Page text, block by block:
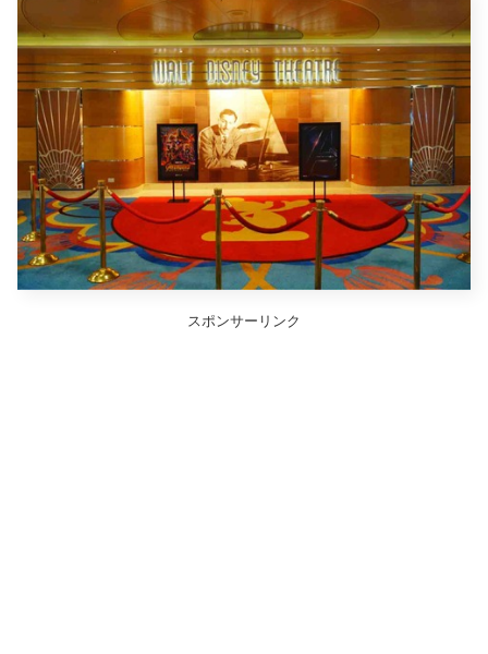
スポンサーリンク